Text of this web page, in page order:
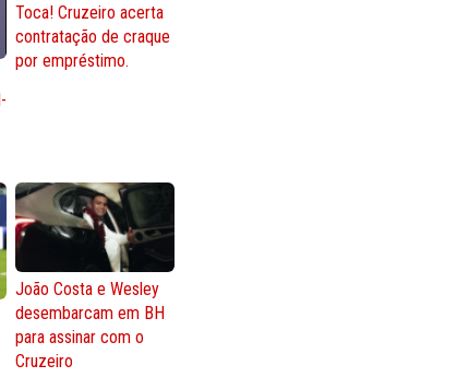
Toca! Cruzeiro acerta
contratação de craque
por empréstimo.
João Costa e Wesley
desembarcam em BH
para assinar com o
Cruzeiro